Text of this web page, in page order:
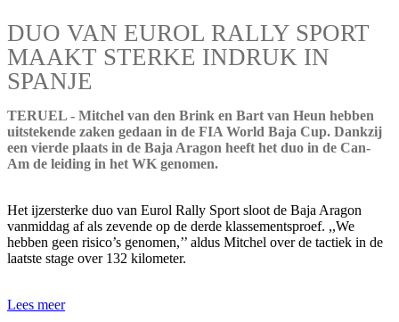
DUO VAN EUROL RALLY SPORT
MAAKT STERKE INDRUK IN
SPANJE
TERUEL - Mitchel van den Brink en Bart van Heun hebben
uitstekende zaken gedaan in de FIA World Baja Cup. Dankzij
een vierde plaats in de Baja Aragon heeft het duo in de Can-
Am de leiding in het WK genomen.
Het ijzersterke duo van Eurol Rally Sport sloot de Baja Aragon
vanmiddag af als zevende op de derde klassementsproef. ,,We
hebben geen risico’s genomen,’’ aldus Mitchel over de tactiek in de
laatste stage over 132 kilometer.
Lees meer